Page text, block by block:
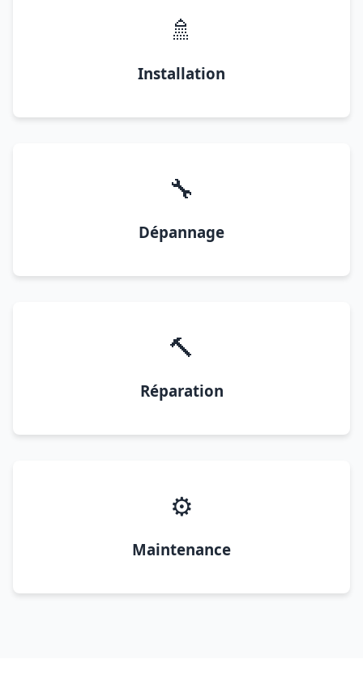
🚿
Installation
🔧
Dépannage
🔨
Réparation
⚙️
Maintenance